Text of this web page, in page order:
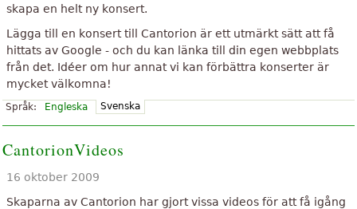
skapa en helt ny konsert.
Lägga till en konsert till Cantorion är ett utmärkt sätt att få
hittats av Google - och du kan länka till din egen webbplats
från det. Idéer om hur annat vi kan förbättra konserter är
mycket välkomna!
Språk: Engleska Svenska
CantorionVideos
16 oktober 2009
Skaparna av Cantorion har gjort vissa videos för att få igång